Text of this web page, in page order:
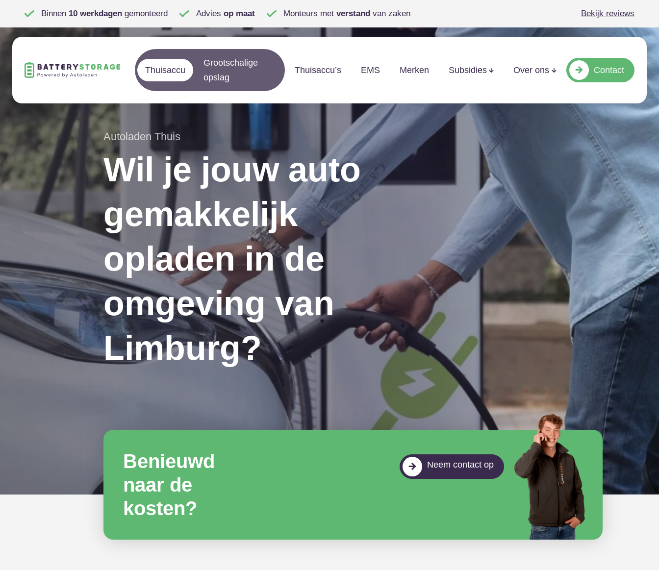
Binnen 10 werkdagen gemonteerd Advies op maat Monteurs met verstand van zaken Bekijk reviews
Thuisaccu
Grootschalige
opslag
Thuisaccu’s EMS Merken Subsidies Over ons Contact
Autoladen Thuis
Wil je jouw auto
gemakkelijk
opladen in de
omgeving van
Limburg?
Benieuwd
naar de
kosten?
Neem contact op